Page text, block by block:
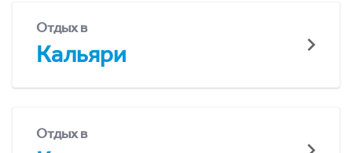
Отдых в
Кальяри
Отдых в